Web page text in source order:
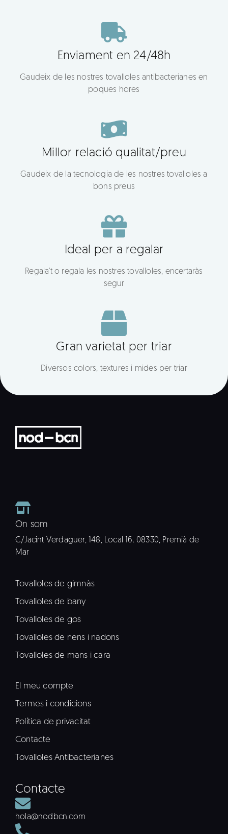
Enviament en 24/48h
Gaudeix de les nostres tovalloles antibacterianes en
poques hores
Millor relació qualitat/preu
Gaudeix de la tecnologia de les nostres tovalloles a
bons preus
Ideal per a regalar
Regala't o regala les nostres tovalloles, encertaràs
segur
Gran varietat per triar
Diversos colors, textures i mides per triar
On som
C/Jacint Verdaguer, 148, Local 16. 08330, Premià de
Mar
Tovalloles de gimnàs
Tovalloles de bany
Tovalloles de gos
Tovalloles de nens i nadons
Tovalloles de mans i cara
El meu compte
Termes i condicions
Política de privacitat
Contacte
Tovalloles Antibacterianes
Contacte
hola@nodbcn.com